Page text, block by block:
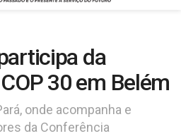
da
30 em Belém
onde acompanha e
da Conferência